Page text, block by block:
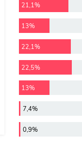
21,1%
13%
22,1%
22,5%
13%
7,4%
0,9%